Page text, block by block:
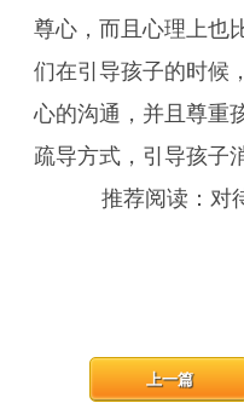
尊心，而且心理上也
们在引导孩子的时候
心的沟通，并且尊重
疏导方式，引导孩子
推荐阅读：对待
上一篇